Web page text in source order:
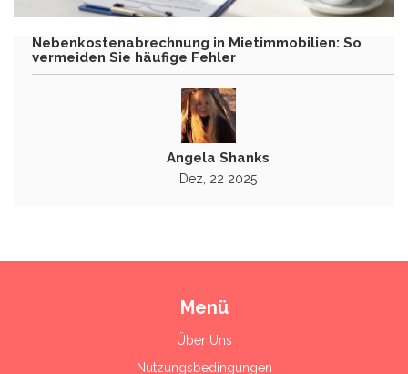
Nebenkostenabrechnung in Mietimmobilien: So
vermeiden Sie häufige Fehler
Angela Shanks
Dez, 22 2025
Menü
Über Uns
Nutzungsbedingungen